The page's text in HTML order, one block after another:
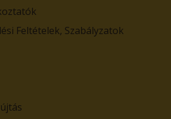
Feltételek, Szabályzatok